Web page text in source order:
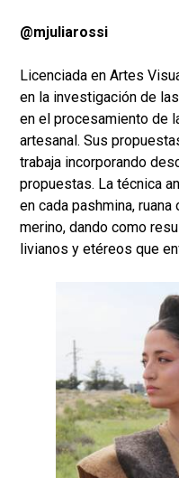
@mjuliarossi
Licenciada en Artes
en la investigación de
en el procesamiento de
artesanal. Sus
trabaja incorporando
propuestas. La técnica
en cada pashmina,
merino, dando como
livianos y etéreos que